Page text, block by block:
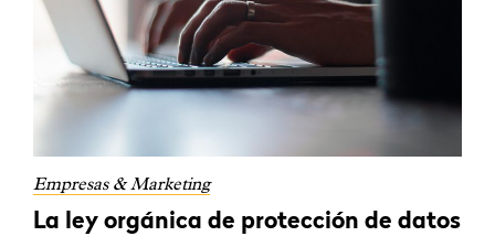
Empresas & Marketing
La ley orgánica de protección de datos